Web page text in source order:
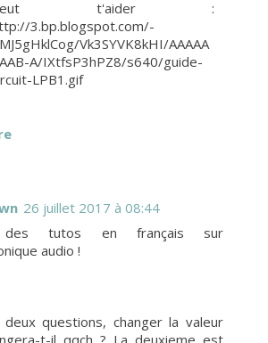
t'aider :
3.bp.blogspot.com/-
Vk3SYVK8kHI/AAAAA
A/IXtfsP3hPZ8/s640/guide-
LPB1.gif
26 juillet 2017 à 08:44
des tutos en français sur
audio !
deux questions, changer la valeur